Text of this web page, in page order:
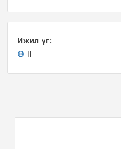
Ижил үг:
ӨВ II